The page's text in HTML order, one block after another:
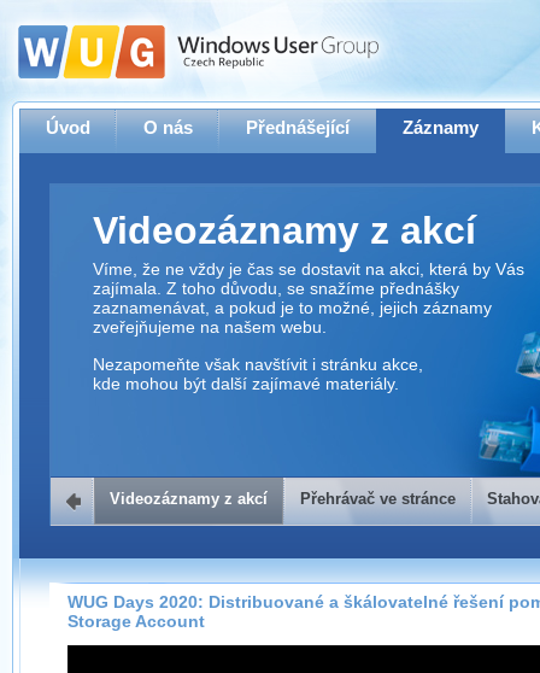
Úvod O nás Přednášející Záznamy
Videozáznamy z akcí
Víme, že ne vždy je čas se dostavit na akci, která by Vás
zajímala. Z toho důvodu, se snažíme přednášky
zaznamenávat, a pokud je to možné, jejich záznamy
zveřejňujeme na našem webu.
Nezapomeňte však navštívit i stránku akce,
kde mohou být další zajímavé materiály.
Přehrávač ve stránce
Záznamy na našem webu můžete pohodlně sledovat
přímo na stránce s využitím našehoHTML 5nebo
Silverlightpřehrávače.
Stránka se sama rozhodne, na základě toho, jaké
Videozáznamy z akcí Přehrávač ve stránce
WUG Days 2020: Distribuované a škálovatelné řešení
Storage Account